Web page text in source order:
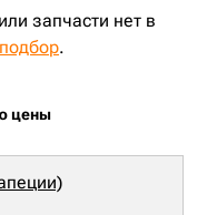
запчасти нет в
.
цены